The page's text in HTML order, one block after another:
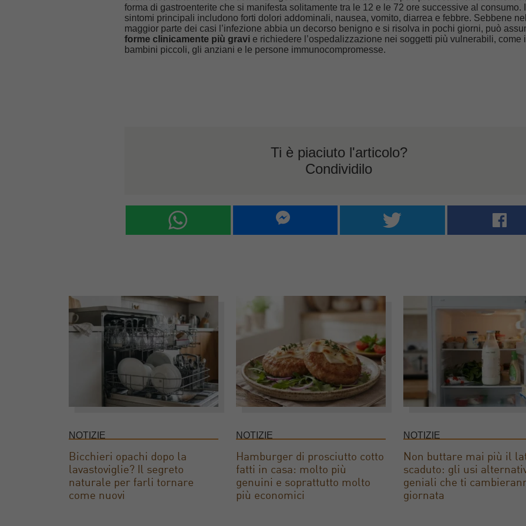
forma di gastroenterite che si manifesta solitamente tra le 12 e le 72 ore successive al consumo. I
sintomi principali includono forti dolori addominali, nausea, vomito, diarrea e febbre. Sebbene
maggior parte dei casi l’infezione abbia un decorso benigno e si risolva in pochi giorni, può
forme clinicamente più gravi e richiedere l’ospedalizzazione nei soggetti più vulnerabili, come i
bambini piccoli, gli anziani e le persone immunocompromesse.
Ti è piaciuto l'articolo?
Condividilo
NOTIZIE
Bicchieri opachi dopo la
lavastoviglie? Il segreto
naturale per farli tornare
come nuovi
NOTIZIE
Hamburger di prosciutto cotto
fatti in casa: molto più
genuini e soprattutto molto
più economici
NOTIZIE
Non buttare mai più il
scaduto: gli usi
geniali che ti
giornata